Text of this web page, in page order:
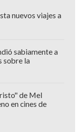
nuevos viajes a
sabiamente a
sobre la
de Mel
en cines de